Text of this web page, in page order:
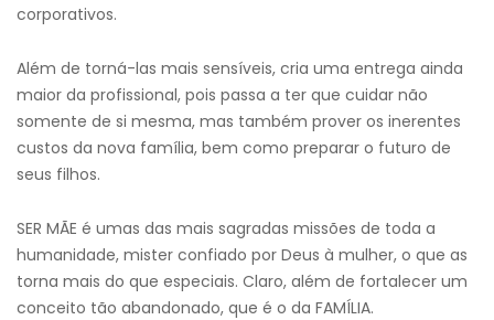
corporativos.
Além de torná-las mais sensíveis, cria uma entrega ainda
maior da profissional, pois passa a ter que cuidar não
somente de si mesma, mas também prover os inerentes
custos da nova família, bem como preparar o futuro de
seus filhos.
SER MÃE é umas das mais sagradas missões de toda a
humanidade, mister confiado por Deus à mulher, o que as
torna mais do que especiais. Claro, além de fortalecer um
conceito tão abandonado, que é o da FAMÍLIA.